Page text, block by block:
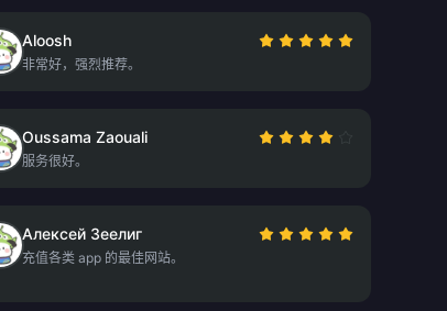
Aloosh
非常好，强烈推荐。
Oussama Zaouali
服务很好。
Алексей Зеелиг
充值各类 app 的最佳网站。